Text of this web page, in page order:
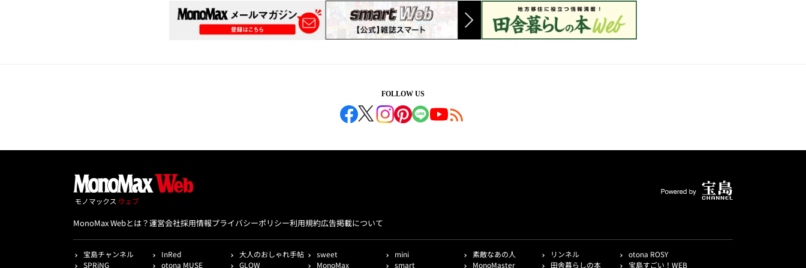
FOLLOW US
MonoMax Webとは？運営会社採用情報プライバシーポリシー利用規約広告掲載について
宝島チャンネル InRed 大人のおしゃれ手帖 sweet mini 素敵なあの人 リンネル
otona ROSY
SPRiNG
otona MUSE GLOW MonoMax smart MonoMaster 田舎暮らしの本 宝島すごい！WEB